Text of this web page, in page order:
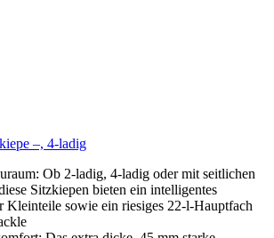
–, 4-ladig
Ob 2-ladig, 4-ladig oder mit seitlichen
Sitzkiepen bieten ein intelligentes
Kleinteile sowie ein riesiges 22-l-Hauptfach